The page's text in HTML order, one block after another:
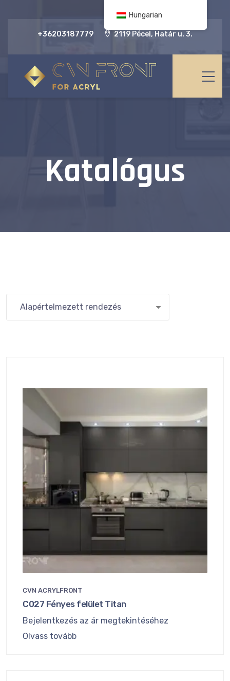
+36203187779 2119 Pécel, Határ u. 3.
Katalógus
CVN ACRYLFRONT
C027 Fényes felület Titan
Bejelentkezés az ár megtekintéséhez
Olvass tovább
Hungarian